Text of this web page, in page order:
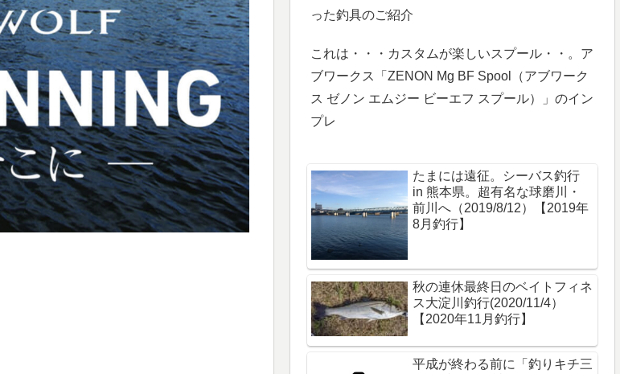
った釣具のご紹介
これは・・・カスタムが楽しいスプール・・。ア
ブワークス「ZENON Mg BF Spool（アブワーク
ス ゼノン エムジー ビーエフ スプール）」のイン
プレ
たまには遠征。シーバス釣行
in 熊本県。超有名な球磨川・
前川へ（2019/8/12）【2019年
8月釣行】
秋の連休最終日のベイトフィネ
ス大淀川釣行(2020/11/4）
【2020年11月釣行】
平成が終わる前に「釣りキチ三